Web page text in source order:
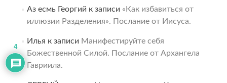
Аз есмь Георгий к записи «Как избавиться от
иллюзии Разделения». Послание от Иисуса.
Илья к записи Манифестируйте себя
Божественной Силой. Послание от Архангела
Гавриила.
4